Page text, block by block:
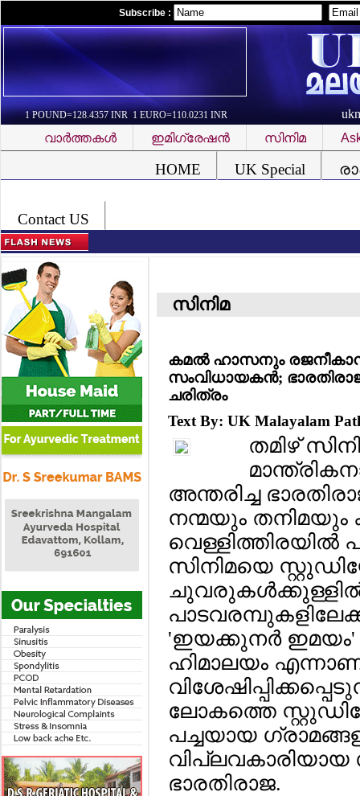
Subscribe :
1 POUND=128.4357 INR 1 EURO=110.0231 INR
വാര്‍ത്തകള്‍
ഇമിഗ്രേഷന്‍ സിനിമ
HOME UK Special
Contact US
സിനിമ
കമല്‍ ഹാസനും
സംവിധായകന്‍;
ചരിത്രം
Text By: UK Malayalam
തമിഴ്
അന്തരിച്ച
നന്മയും
വെള്ളിത്തിരയില്‍
സിനിമയെ
ചുവരുകള്‍ക്കുള്ളില്‍
'ഇയക്കുനര്‍ ഇമയം'
ഹിമാലയം എന്നാണ്
ലോകത്തെ
പച്ചയായ
ഭാരതിരാജ.